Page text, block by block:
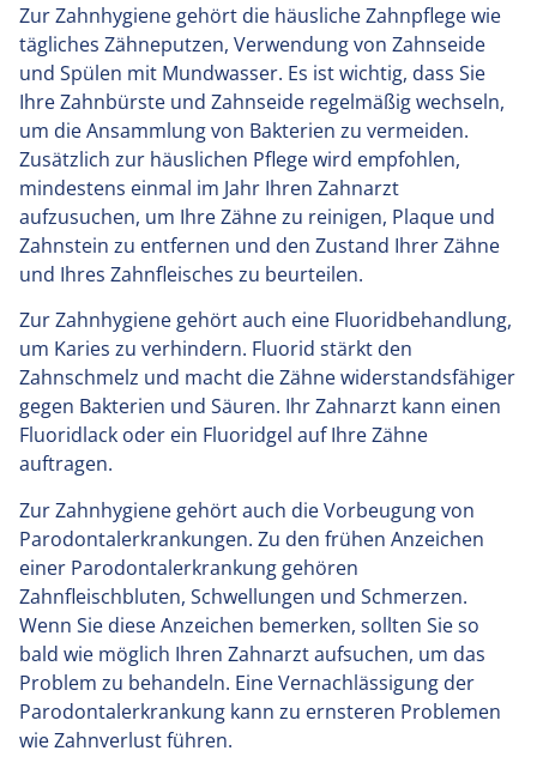
Zur Zahnhygiene gehört die häusliche Zahnpflege wie
tägliches Zähneputzen, Verwendung von Zahnseide
und Spülen mit Mundwasser. Es ist wichtig, dass Sie
Ihre Zahnbürste und Zahnseide regelmäßig wechseln,
um die Ansammlung von Bakterien zu vermeiden.
Zusätzlich zur häuslichen Pflege wird empfohlen,
mindestens einmal im Jahr Ihren Zahnarzt
aufzusuchen, um Ihre Zähne zu reinigen, Plaque und
Zahnstein zu entfernen und den Zustand Ihrer Zähne
und Ihres Zahnfleisches zu beurteilen.
Zur Zahnhygiene gehört auch eine Fluoridbehandlung,
um Karies zu verhindern. Fluorid stärkt den
Zahnschmelz und macht die Zähne widerstandsfähiger
gegen Bakterien und Säuren. Ihr Zahnarzt kann einen
Fluoridlack oder ein Fluoridgel auf Ihre Zähne
auftragen.
Zur Zahnhygiene gehört auch die Vorbeugung von
Parodontalerkrankungen. Zu den frühen Anzeichen
einer Parodontalerkrankung gehören
Zahnfleischbluten, Schwellungen und Schmerzen.
Wenn Sie diese Anzeichen bemerken, sollten Sie so
bald wie möglich Ihren Zahnarzt aufsuchen, um das
Problem zu behandeln. Eine Vernachlässigung der
Parodontalerkrankung kann zu ernsteren Problemen
wie Zahnverlust führen.